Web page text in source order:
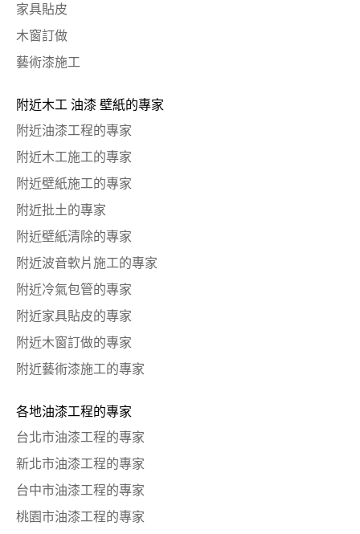
家具貼皮
木窗訂做
藝術漆施工
附近木工 油漆 壁紙的專家
附近油漆工程的專家
附近木工施工的專家
附近壁紙施工的專家
附近批土的專家
附近壁紙清除的專家
附近波音軟片施工的專家
附近冷氣包管的專家
附近家具貼皮的專家
附近木窗訂做的專家
附近藝術漆施工的專家
各地油漆工程的專家
台北市油漆工程的專家
新北市油漆工程的專家
台中市油漆工程的專家
桃園市油漆工程的專家